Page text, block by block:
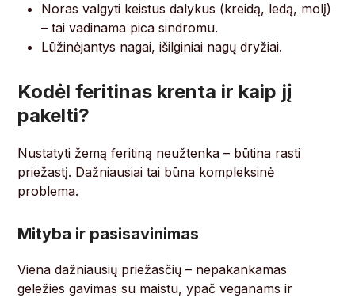
Noras valgyti keistus dalykus (kreidą, ledą, molį)
– tai vadinama pica sindromu.
Lūžinėjantys nagai, išilginiai nagų dryžiai.
Kodėl feritinas krenta ir kaip jį
pakelti?
Nustatyti žemą feritiną neužtenka – būtina rasti
priežastį. Dažniausiai tai būna kompleksinė
problema.
Mityba ir pasisavinimas
Viena dažniausių priežasčių – nepakankamas
geležies gavimas su maistu, ypač veganams ir